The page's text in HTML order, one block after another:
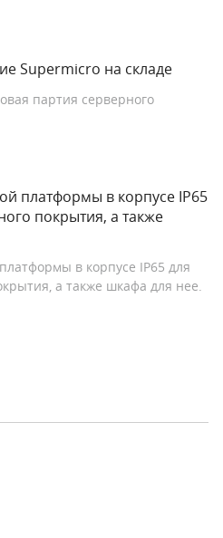
Supermicro на складе
партия серверного
платформы в корпусе IP65
покрытия, а также
в корпусе IP65 для
а также шкафа для нее.